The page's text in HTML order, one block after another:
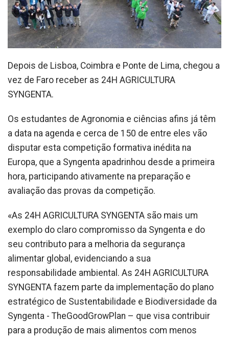
Depois de Lisboa, Coimbra e Ponte de Lima, chegou a
vez de Faro receber as 24H AGRICULTURA
SYNGENTA.
Os estudantes de Agronomia e ciências afins já têm
a data na agenda e cerca de 150 de entre eles vão
disputar esta competição formativa inédita na
Europa, que a Syngenta apadrinhou desde a primeira
hora, participando ativamente na preparação e
avaliação das provas da competição.
«As 24H AGRICULTURA SYNGENTA são mais um
exemplo do claro compromisso da Syngenta e do
seu contributo para a melhoria da segurança
alimentar global, evidenciando a sua
responsabilidade ambiental. As 24H AGRICULTURA
SYNGENTA fazem parte da implementação do plano
estratégico de Sustentabilidade e Biodiversidade da
Syngenta - TheGoodGrowPlan – que visa contribuir
para a produção de mais alimentos com menos